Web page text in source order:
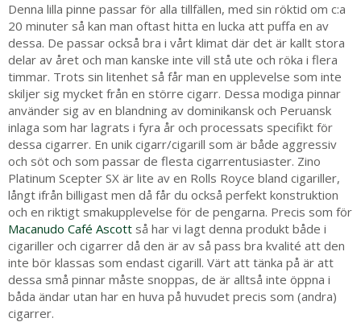
Denna lilla pinne passar för alla tillfällen, med sin röktid om c:a
20 minuter så kan man oftast hitta en lucka att puffa en av
dessa. De passar också bra i vårt klimat där det är kallt stora
delar av året och man kanske inte vill stå ute och röka i flera
timmar. Trots sin litenhet så får man en upplevelse som inte
skiljer sig mycket från en större cigarr. Dessa modiga pinnar
använder sig av en blandning av dominikansk och Peruansk
inlaga som har lagrats i fyra år och processats specifikt för
dessa cigarrer. En unik cigarr/cigarill som är både aggressiv
och söt och som passar de flesta cigarrentusiaster. Zino
Platinum Scepter SX är lite av en Rolls Royce bland cigariller,
långt ifrån billigast men då får du också perfekt konstruktion
och en riktigt smakupplevelse för de pengarna. Precis som för
Macanudo Café Ascott så har vi lagt denna produkt både i
cigariller och cigarrer då den är av så pass bra kvalité att den
inte bör klassas som endast cigarill. Värt att tänka på är att
dessa små pinnar måste snoppas, de är alltså inte öppna i
båda ändar utan har en huva på huvudet precis som (andra)
cigarrer.